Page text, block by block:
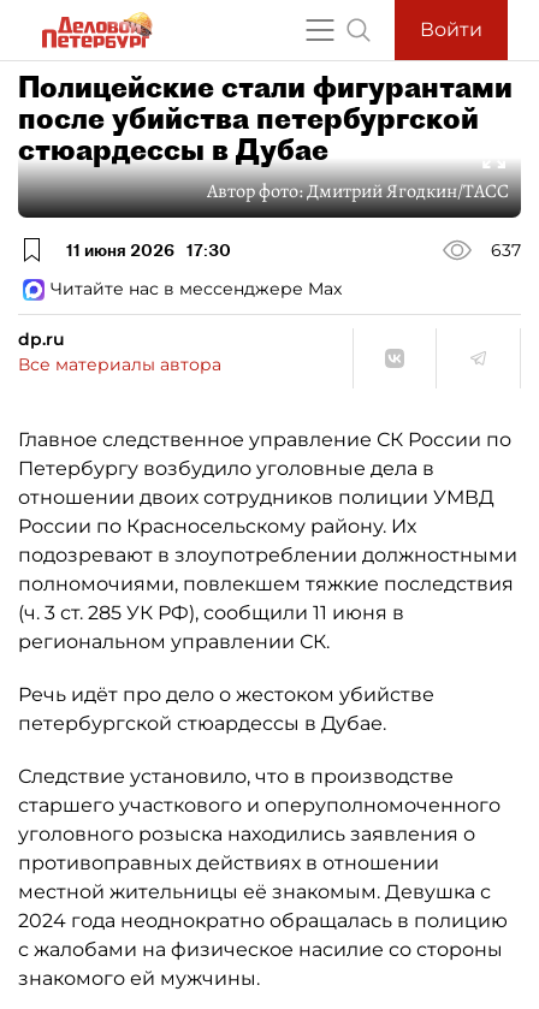
Войти
Полицейские стали фигурантами
после убийства петербургской
стюардессы в Дубае
Автор фото:Дмитрий Ягодкин/ТАСС
11 июня 2026 17:30
637
Читайте нас в мессенджере Max
dp.ru
Все материалы автора
Главное следственное управление СК России по
Петербургу возбудило уголовные дела в
отношении двоих сотрудников полиции УМВД
России по Красносельскому району. Их
подозревают в злоупотреблении должностными
полномочиями, повлекшем тяжкие последствия
(ч. 3 ст. 285 УК РФ), сообщили 11 июня в
региональном управлении СК.
Речь идёт про дело о жестоком убийстве
петербургской стюардессы в Дубае.
Следствие установило, что в производстве
старшего участкового и оперуполномоченного
уголовного розыска находились заявления о
противоправных действиях в отношении
местной жительницы её знакомым. Девушка с
2024 года неоднократно обращалась в полицию
с жалобами на физическое насилие со стороны
знакомого ей мужчины.